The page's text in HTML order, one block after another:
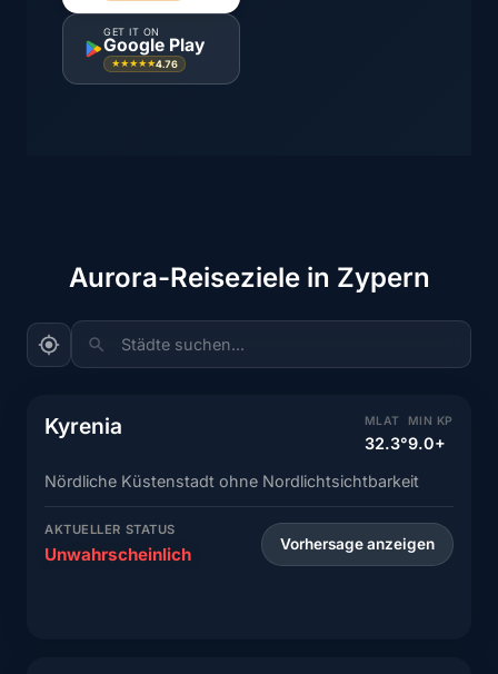
GET IT ON
Google Play
★★★★★4.76
Aurora-Reiseziele in Zypern
Städte suchen...
Kyrenia MLAT
32.3°
MIN KP
9.0+
Nördliche Küstenstadt ohne Nordlichtsichtbarkeit
AKTUELLER STATUS
Unwahrscheinlich Vorhersage anzeigen